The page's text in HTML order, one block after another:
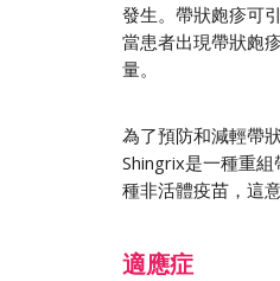
發生。帶狀皰疹可
當患者出現帶狀皰
量。
為了預防和減輕帶
Shingrix是一種重
種非活體疫苗，這
適應症